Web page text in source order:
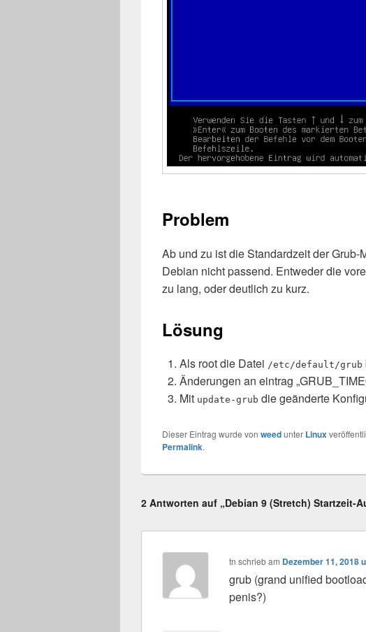
Problem
Ab und zu ist die Standardzeit der
Debian nicht passend. Entweder die
zu lang, oder deutlich zu kurz.
Lösung
Als root die Datei /etc/default/grub
Änderungen an eintrag
Mit update-grub die geänderte
Dieser Eintrag wurde von weedunter Linux
Permalink.
2 Antworten auf „Debian 9 (Stretch) Startzeit-
tn schriebam Dezember 11, 2018
grub (grand unified
penis?)